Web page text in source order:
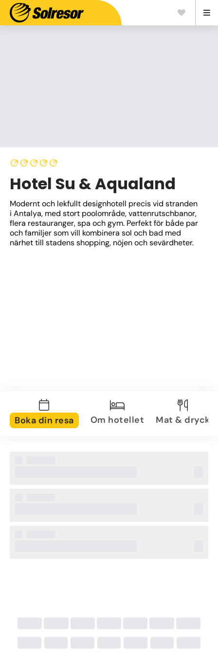
Hotel Su & Aqualand
Modernt och lekfullt designhotell precis vid stranden
i Antalya, med stort poolområde, vattenrutschbanor,
flera restauranger, spa och gym. Perfekt för både par
och familjer som vill kombinera sol och bad med
närhet till stadens shopping, nöjen och sevärdheter.
Boka din resa Om hotellet Mat & dryck